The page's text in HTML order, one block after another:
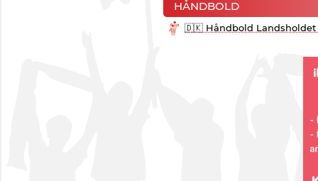
HÅNDBOLD
🇩🇰 Håndbold Landsholdet